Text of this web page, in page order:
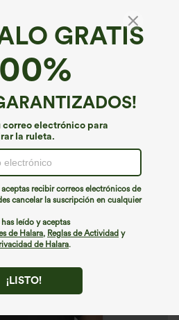
GRATIS
correo electrónico para
la ruleta.
recibir correos electrónicos de
cancelar la suscripción en cualquier
leído y aceptas
de Halara, Reglas de Actividad y
de Halara.
¡LISTO!
corta con escote
Off | Buy 3, 20% Off